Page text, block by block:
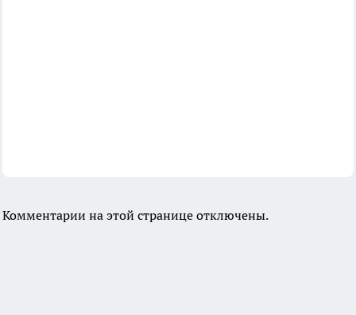
Комментарии на этой странице отключены.